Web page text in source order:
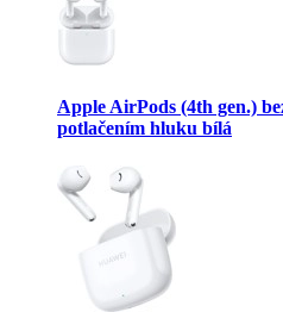
Apple AirPods (4th gen.)
potlačením hluku bílá